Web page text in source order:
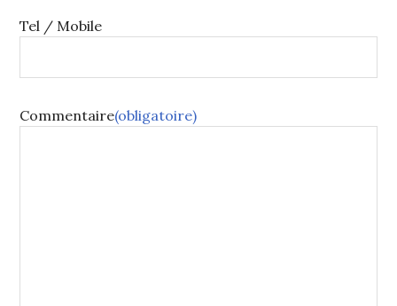
Tel / Mobile
Commentaire(obligatoire)